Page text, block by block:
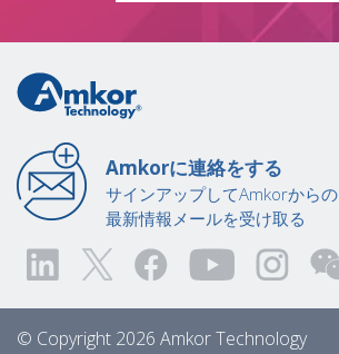
Amkorに連絡をする
サインアップしてAmkorからの
最新情報メールを受け取る
© Copyright 2026 Amkor Technology